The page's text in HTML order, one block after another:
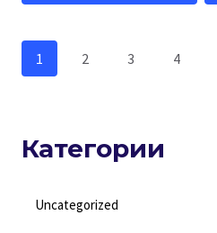
1 2 3 4
Категории
Uncategorized